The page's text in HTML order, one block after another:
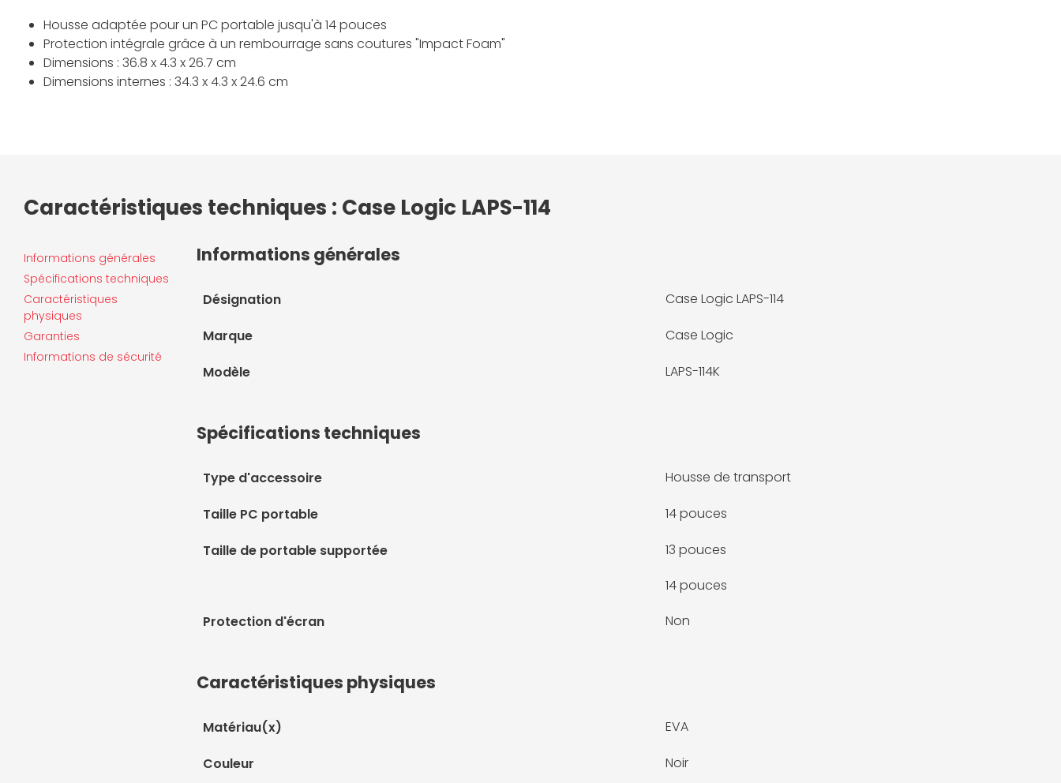
Housse adaptée pour un PC portable jusqu'à 14 pouces
Protection intégrale grâce à un rembourrage sans coutures "Impact Foam"
Dimensions : 36.8 x 4.3 x 26.7 cm
Dimensions internes : 34.3 x 4.3 x 24.6 cm
Caractéristiques techniques : Case Logic LAPS-114
Informations générales
Spécifications techniques
Caractéristiques
physiques
Garanties
Informations de sécurité
Informations générales
Désignation Case Logic LAPS-114
Marque Case Logic
Modèle LAPS-114K
Spécifications techniques
Type d'accessoire Housse de transport
Taille PC portable 14 pouces
Taille de portable supportée
13 pouces
14 pouces
Protection d'écran
Non
Caractéristiques physiques
Matériau(x) EVA
Couleur Noir